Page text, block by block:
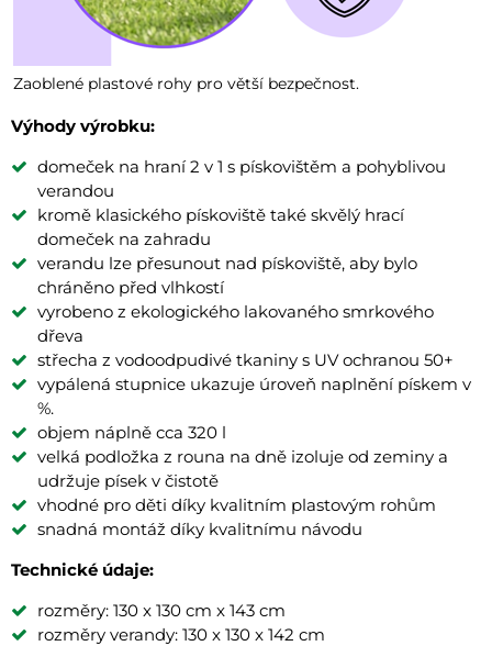
Zaoblené plastové rohy pro větší bezpečnost.
Výhody výrobku:
domeček na hraní 2 v 1 s pískovištěm a pohyblivou
verandou
kromě klasického pískoviště také skvělý hrací
domeček na zahradu
verandu lze přesunout nad pískoviště, aby bylo
chráněno před vlhkostí
vyrobeno z ekologického lakovaného smrkového
dřeva
střecha z vodoodpudivé tkaniny s UV ochranou 50+
vypálená stupnice ukazuje úroveň naplnění pískem v
%.
objem náplně cca 320 l
velká podložka z rouna na dně izoluje od zeminy a
udržuje písek v čistotě
vhodné pro děti díky kvalitním plastovým rohům
snadná montáž díky kvalitnímu návodu
Technické údaje:
rozměry: 130 x 130 cm x 143 cm
rozměry verandy: 130 x 130 x 142 cm